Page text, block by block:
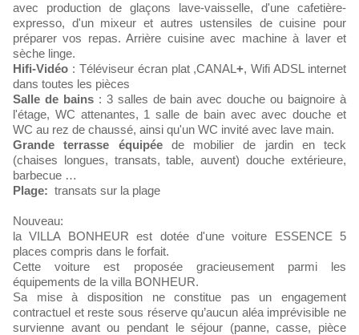
avec production de glaçons lave-vaisselle, d'une cafetière-
expresso, d'un mixeur et autres ustensiles de cuisine pour
préparer vos repas. Arrière cuisine avec machine à laver et
sèche linge.
Hifi-Vidéo : Téléviseur écran plat ,CANAL+, Wifi ADSL internet
dans toutes les pièces
Salle de bains: 3 salles de bain avec douche ou baignoire à
l'étage, WC attenantes, 1 salle de bain avec avec douche et
WC au rez de chaussé, ainsi qu'un WC invité avec lave main.
Grande terrasse équipéede mobilier de jardin en teck
(chaises longues, transats, table, auvent) douche extérieure,
barbecue …
Plage: transats sur la plage
Nouveau:
la VILLA BONHEUR est dotée d'une voiture ESSENCE 5
places compris dans le forfait.
Cette voiture est proposée gracieusement parmi les
équipements de la villa BONHEUR.
Sa mise à disposition ne constitue pas un engagement
contractuel et reste sous réserve qu’aucun aléa imprévisible ne
survienne avant ou pendant le séjour (panne, casse, pièce